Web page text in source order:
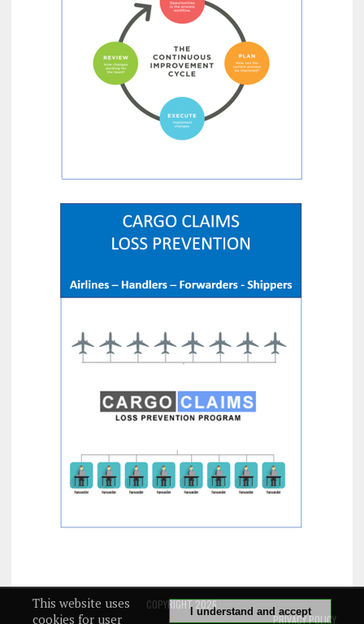
COPYRIGHT 2026
PRIVACY POLICY
I understand and accept
This website uses
cookies for user